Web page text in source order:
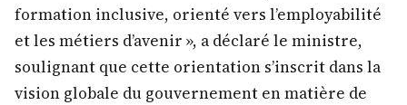
formation inclusive, orienté vers l’employabilité
et les métiers d’avenir », a déclaré le ministre,
soulignant que cette orientation s’inscrit dans la
vision globale du gouvernement en matière de